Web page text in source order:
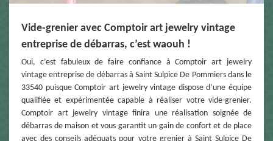
Vide-grenier avec Comptoir art jewelry vintage
entreprise de débarras, c’est waouh !
Oui, c’est fabuleux de faire confiance à Comptoir art jewelry
vintage entreprise de débarras à Saint Sulpice De Pommiers dans le
33540 puisque Comptoir art jewelry vintage dispose d’une équipe
qualifiée et expérimentée capable à réaliser votre vide-grenier.
Comptoir art jewelry vintage finira une réalisation soignée de
débarras de maison et vous garantit un gain de confort et de place
avec des conseils adéquats pour votre grenier à Saint Sulpice De